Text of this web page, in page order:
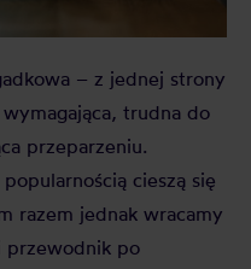
– z jednej strony
trudna do
przeparzeniu.
cieszą się
razem jednak wracamy
przewodnik po